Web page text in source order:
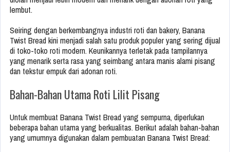
lembut.
Seiring dengan berkembangnya industri roti dan bakery, Banana
Twist Bread kini menjadi salah satu produk populer yang sering dijual
di toko-toko roti modern. Keunikannya terletak pada tampilannya
yang menarik serta rasa yang seimbang antara manis alami pisang
dan tekstur empuk dari adonan roti.
Bahan-Bahan Utama Roti Lilit Pisang
Untuk membuat Banana Twist Bread yang sempurna, diperlukan
beberapa bahan utama yang berkualitas. Berikut adalah bahan-bahan
yang umumnya digunakan dalam pembuatan Banana Twist Bread: